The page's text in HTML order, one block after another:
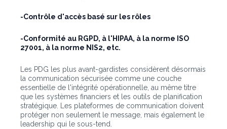
-Contrôle d'accès basé sur les rôles
-Conformité au RGPD, à l'HIPAA, à la norme ISO
27001, à la norme NIS2, etc.
Les PDG les plus avant-gardistes considèrent désormais
la communication sécurisée comme une couche
essentielle de l'intégrité opérationnelle, au même titre
que les systèmes financiers et les outils de planification
stratégique. Les plateformes de communication doivent
protéger non seulement le message, mais également le
leadership qui le sous-tend.